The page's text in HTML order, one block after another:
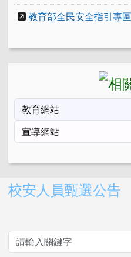
教育部全民安全指引專區
右邊區域內容
校安人員甄選公告